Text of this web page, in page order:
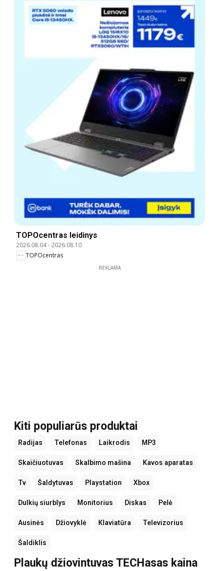
TOPOcentras leidinys
2026.08.04-2026.08.10
TOPOcentras
REKLAMA
Kiti populiarūs produktai
Radijas Telefonas Laikrodis MP3
Skaičiuotuvas Skalbimo mašina Kavos aparatas
Tv Šaldytuvas Playstation Xbox
Dulkių siurblys Monitorius Diskas Pelė
Ausinės Džiovyklė Klaviatūra Televizorius
Šaldiklis
Plaukų džiovintuvas TECHasas kaina